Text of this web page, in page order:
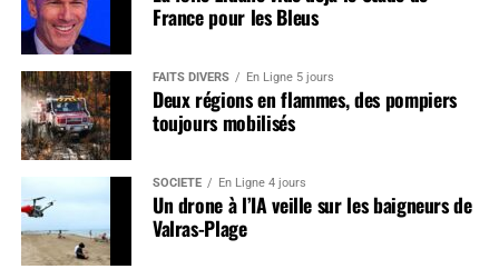
France pour les Bleus
FAITS DIVERS En Ligne 5 jours
Deux régions en flammes, des pompiers
toujours mobilisés
SOCIÉTÉ En Ligne 4 jours
Un drone à l’IA veille sur les baigneurs de
Valras-Plage